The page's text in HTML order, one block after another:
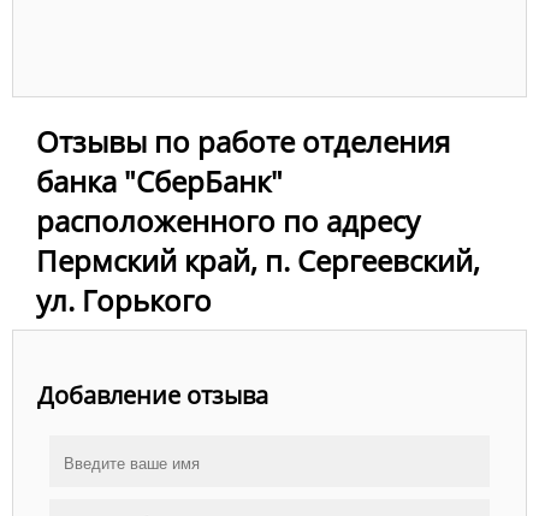
Отзывы по работе отделения
банка "СберБанк"
расположенного по адресу
Пермский край, п. Сергеевский,
ул. Горького
Добавление отзыва